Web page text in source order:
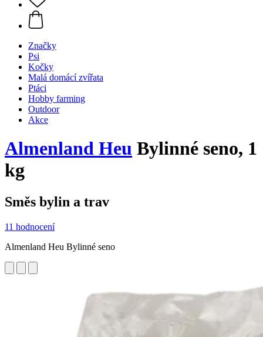
Značky
Psi
Kočky
Malá domácí zvířata
Ptáci
Hobby farming
Outdoor
Akce
Almenland Heu Bylinné seno, 1
kg
Směs bylin a trav
11 hodnocení
Almenland Heu Bylinné seno